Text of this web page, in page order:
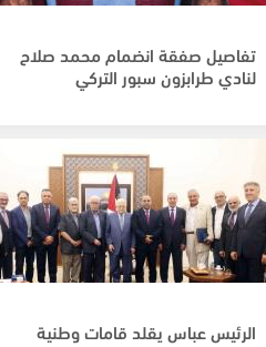
تفاصيل صفقة انضمام محمد صلاح
لنادي طرابزون سبور التركي
الرئيس عباس يقلد قامات وطنية